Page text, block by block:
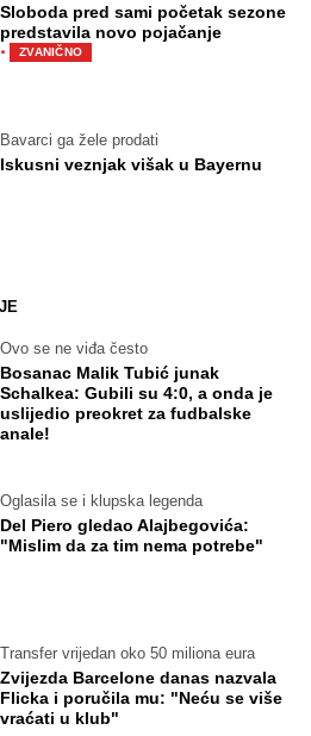
Sloboda pred sami početak sezone
predstavila novo pojačanje
· ZVANIČNO
Bavarci ga žele prodati
Iskusni veznjak višak u Bayernu
Ovo se ne viđa često
Bosanac Malik Tubić junak
Schalkea: Gubili su 4:0, a onda je
uslijedio preokret za fudbalske
anale!
Oglasila se i klupska legenda
Del Piero gledao Alajbegovića:
"Mislim da za tim nema potrebe"
Transfer vrijedan oko 50 miliona eura
Zvijezda Barcelone danas nazvala
Flicka i poručila mu: "Neću se više
vraćati u klub"